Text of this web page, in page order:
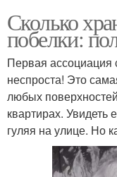
Сколько
побелки:
Первая ассоциация
неспроста! Это
любых
квартирах.
гуляя на улице. Но